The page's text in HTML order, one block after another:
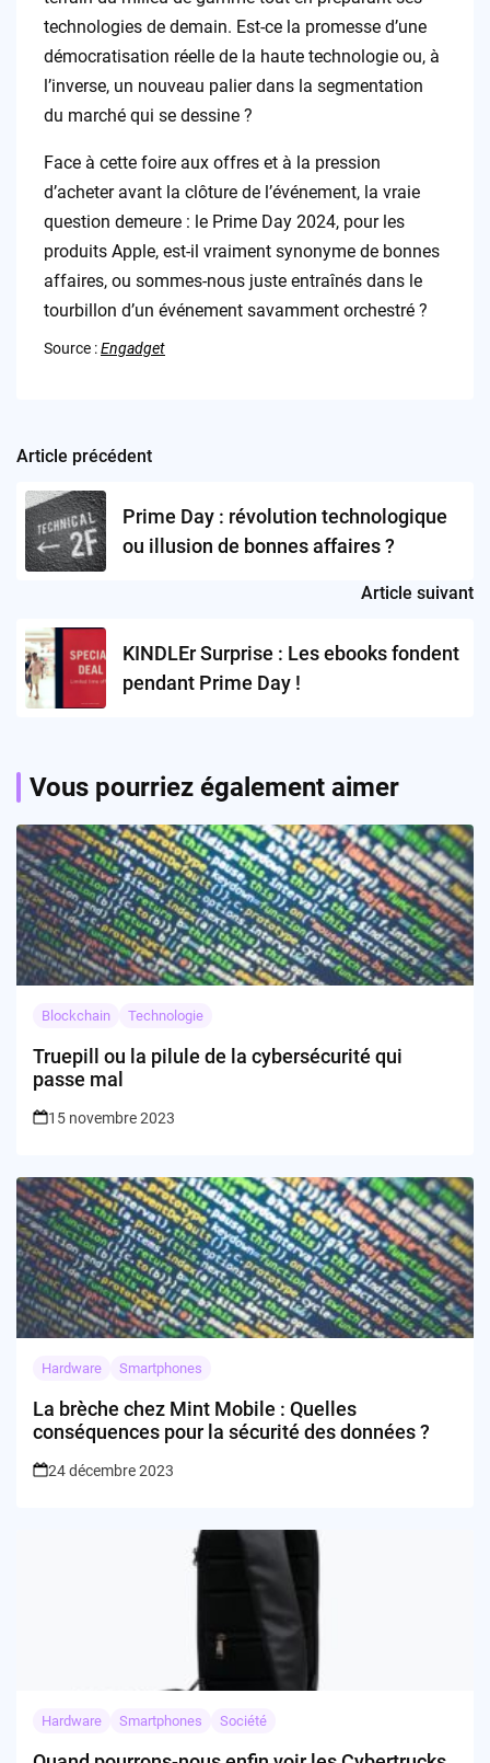
technologies de demain. Est-ce la promesse d’une
démocratisation réelle de la haute technologie ou, à
l’inverse, un nouveau palier dans la segmentation
du marché qui se dessine ?
Face à cette foire aux offres et à la pression
d’acheter avant la clôture de l’événement, la vraie
question demeure : le Prime Day 2024, pour les
produits Apple, est-il vraiment synonyme de bonnes
affaires, ou sommes-nous juste entraînés dans le
tourbillon d’un événement savamment orchestré ?
Source :Engadget
Post
navigation
Article précédent
Prime Day : révolution technologique
ou illusion de bonnes affaires ?
Article suivant
KINDLEr Surprise : Les ebooks fondent
pendant Prime Day !
Vous pourriez également aimer
Blockchain Technologie
Truepill ou la pilule de la cybersécurité qui
passe mal
15 novembre 2023
Hardware Smartphones
La brèche chez Mint Mobile : Quelles
conséquences pour la sécurité des données ?
24 décembre 2023
Hardware Smartphones Société